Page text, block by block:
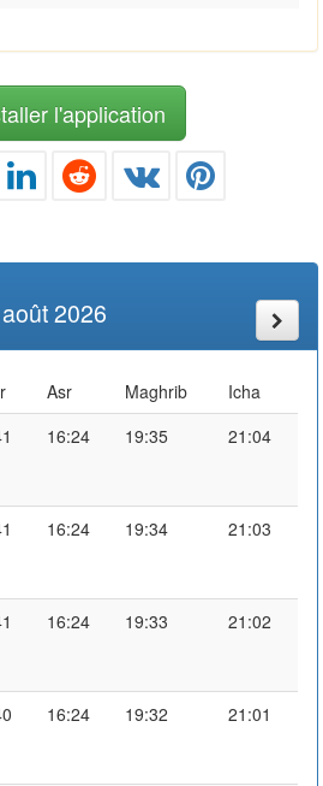
l'application
août 2026
Asr Maghrib
Icha
16:24 19:35 21:04
16:24 19:34 21:03
16:24 19:33 21:02
16:24 19:32 21:01